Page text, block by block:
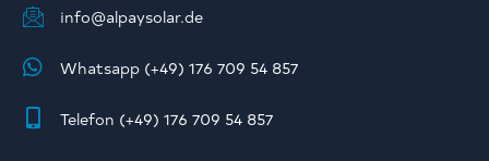
info@alpaysolar.de
Whatsapp (+49) 176 709 54 857
Telefon (+49) 176 709 54 857